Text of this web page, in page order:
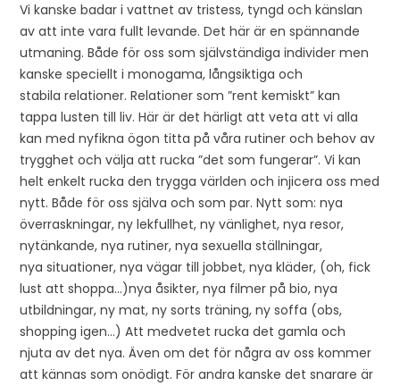
Vi kanske badar i vattnet av tristess, tyngd och känslan
av att inte vara fullt levande. Det här är en spännande
utmaning. Både för oss som självständiga individer men
kanske speciellt i monogama, långsiktiga och
stabila relationer. Relationer som ”rent kemiskt” kan
tappa lusten till liv. Här är det härligt att veta att vi alla
kan med nyfikna ögon titta på våra rutiner och behov av
trygghet och välja att rucka ”det som fungerar”. Vi kan
helt enkelt rucka den trygga världen och injicera oss med
nytt. Både för oss själva och som par. Nytt som: nya
överraskningar, ny lekfullhet, ny vänlighet, nya resor,
nytänkande, nya rutiner, nya sexuella ställningar,
nya situationer, nya vägar till jobbet, nya kläder, (oh, fick
lust att shoppa…)nya åsikter, nya filmer på bio, nya
utbildningar, ny mat, ny sorts träning, ny soffa (obs,
shopping igen…) Att medvetet rucka det gamla och
njuta av det nya. Även om det för några av oss kommer
att kännas som onödigt. För andra kanske det snarare är